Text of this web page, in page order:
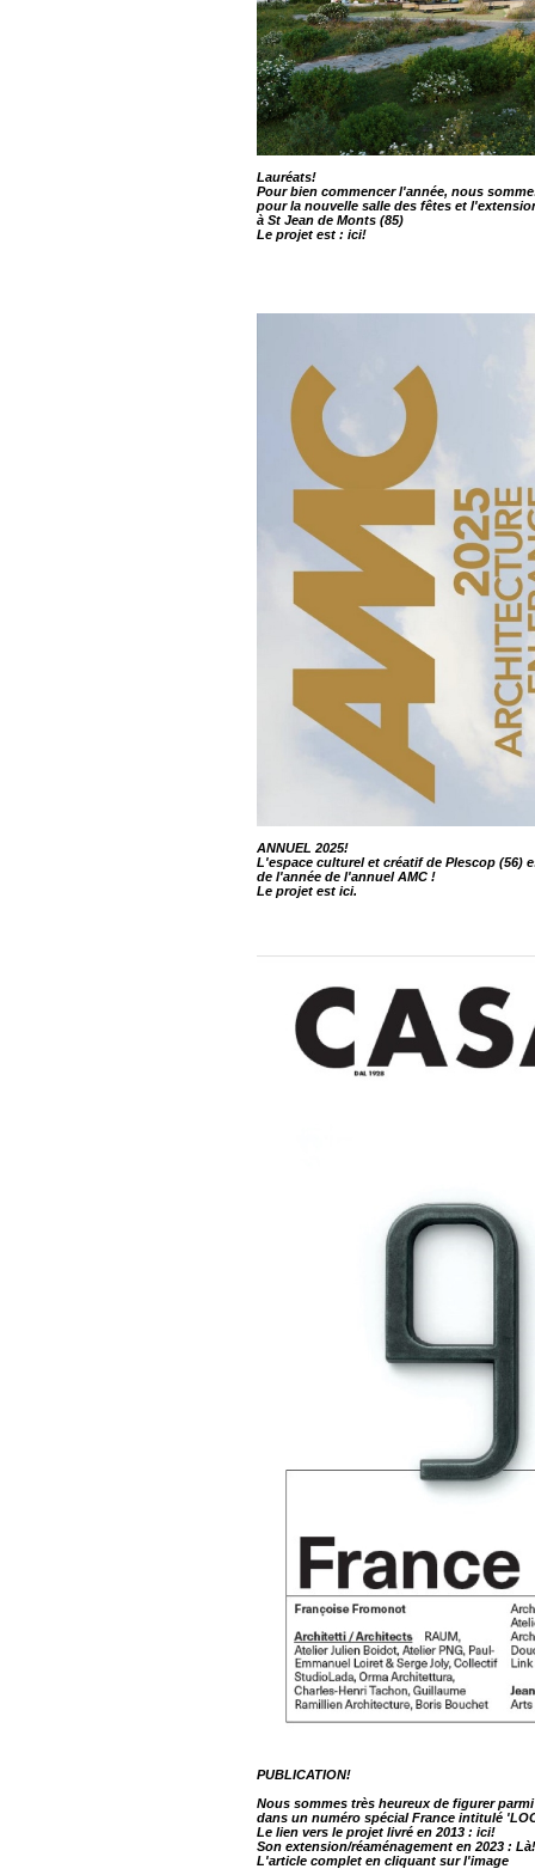
Lauréats!
Pour bien commencer l'année, nous
pour la nouvelle salle des fêtes et
à St Jean de Monts (85)
Le projet est : ici!
ANNUEL 2025!
L'espace culturel et créatif de Plescop (56)
de l'année de l'annuel AMC !
Le projet est ici.
PUBLICATION!
Nous sommes très heureux de figurer
dans un numéro spécial France intitulé
Le lien vers le projet livré en 2013 : ici!
Son extension/réaménagement en 2023 : Là!
L'article complet en cliquant sur l'image